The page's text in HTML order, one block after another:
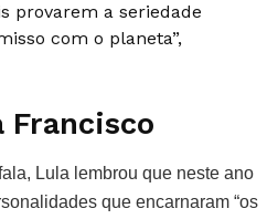
provarem a seriedade
com o planeta”,
Francisco
Lula lembrou que neste ano
que encarnaram “os